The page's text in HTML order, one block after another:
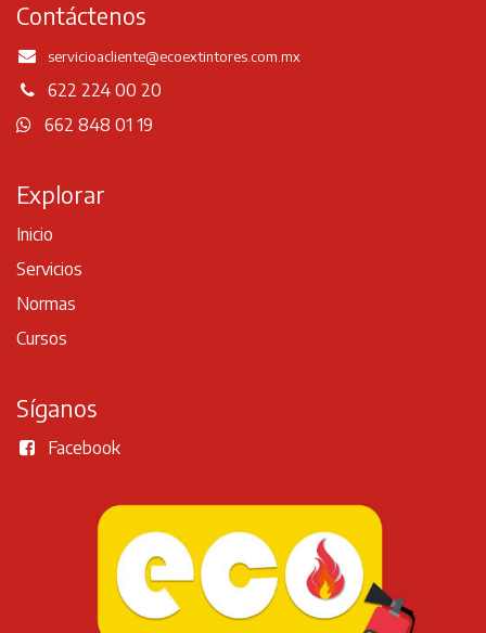
Contáctenos
servicioacliente@ecoextintores.com.mx
622 224 00 20
662 848 01 19
Explorar
Inicio
Servicios
Normas
Cursos
Síganos
Facebook